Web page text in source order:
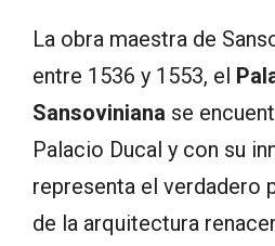
La obra maestra de
entre 1536 y 1553, el
Sansoviniana se
Palacio Ducal y con su
representa el verdadero
de la arquitectura